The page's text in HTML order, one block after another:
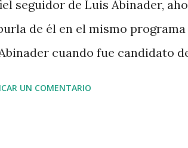
seguidor de Luis Abinader,
de él en el mismo programa
cuando fue candidato
UN COMENTARIO